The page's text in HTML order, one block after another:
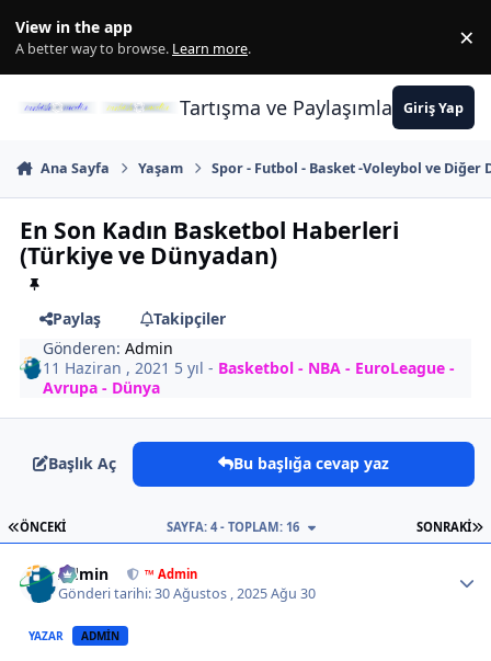
View in the app
A better way to browse. Learn more. ×
Tartışma ve PaylaşımlarınGiriş Yap
Ana Sayfa Yaşam Spor - Futbol - Basket -Voleybol ve Diğer
En Son Kadın Basketbol Haberleri
(Türkiye ve Dünyadan)
Paylaş
Takipçiler
Gönderen:Admin
11 Haziran , 2021 5 yıl - Basketbol - NBA - EuroLeague -
Avrupa - Dünya
Başlık Aç Bu başlığa cevap yaz
İLK SAYFA
ÖNCEKI SONRAKI
SAYFA: 4 - TOPLAM: 16
Admin ™ Admin
Gönderi tarihi:30 Ağustos , 2025Ağu 30
YAZAR ADMIN